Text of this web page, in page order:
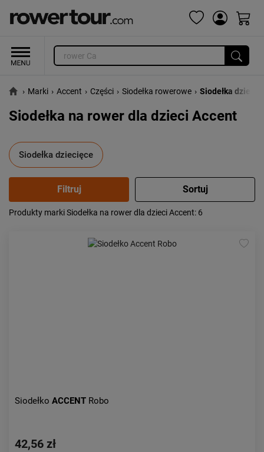
› Marki › Accent › Części › Siodełka rowerowe › Siodełka
Siodełka na rower dla dzieci Accent
Siodełka dziecięce
Popularność:
od najwyższej
Produkty marki Siodełka na rower dla dzieci Accent: 6
Siodełko ACCENT Robo
42,56 zł